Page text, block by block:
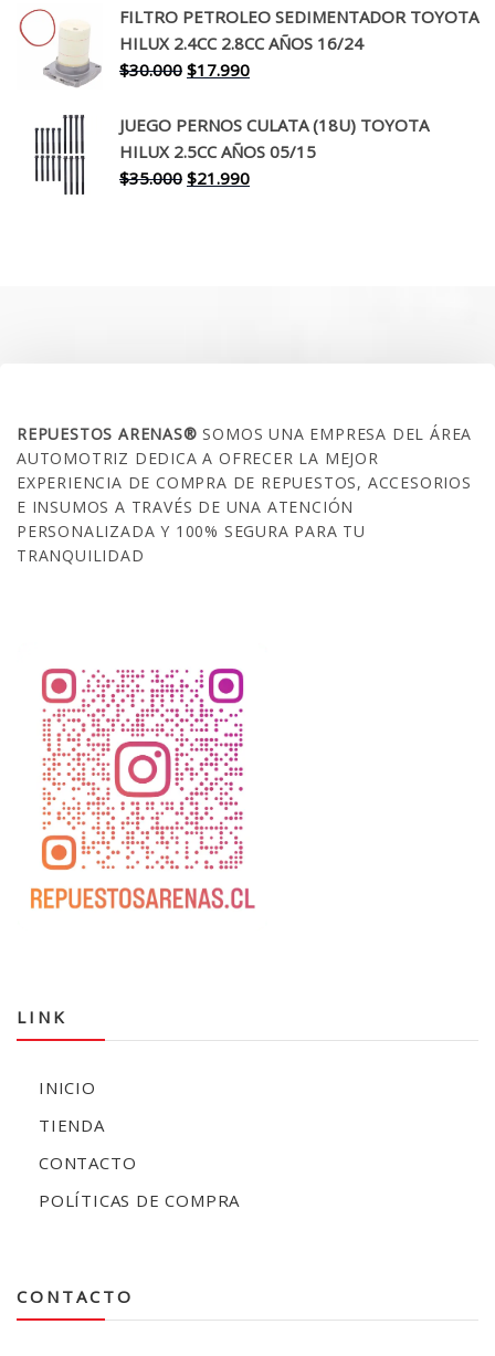
original
era:
$260.000.
actual
es:
FILTRO PETROLEO SEDIMENTADOR TOYOTA
HILUX 2.4CC 2.8CC AÑOS 16/24
$30.000 El
original
era:
$30.000.
$17.990El
actual
es:
$17.990.
JUEGO PERNOS CULATA (18U) TOYOTA
HILUX 2.5CC AÑOS 05/15
$35.000 El
$21.990El
REPUESTOS ARENAS®SOMOS UNA EMPRESA DEL ÁREA
AUTOMOTRIZ DEDICA A OFRECER LA MEJOR
EXPERIENCIA DE COMPRA DE REPUESTOS, ACCESORIOS
E INSUMOS A TRAVÉS DE UNA ATENCIÓN
PERSONALIZADA Y 100% SEGURA PARA TU
TRANQUILIDAD
LINK
INICIO
TIENDA
CONTACTO
POLÍTICAS DE COMPRA
CONTACTO